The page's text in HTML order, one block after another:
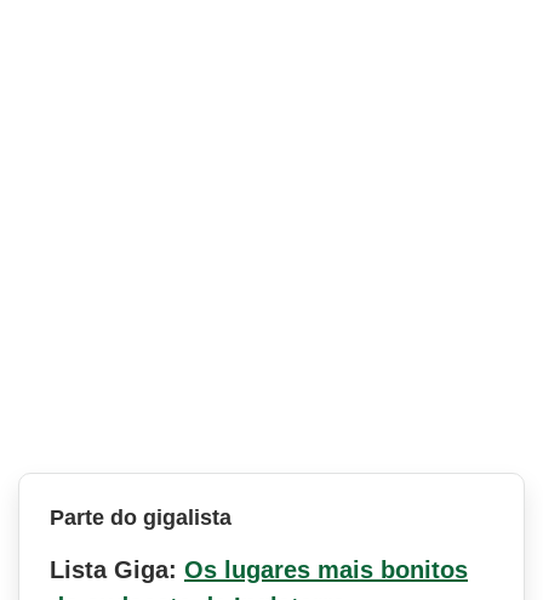
Parte do gigalista
Lista Giga: Os lugares mais bonitos